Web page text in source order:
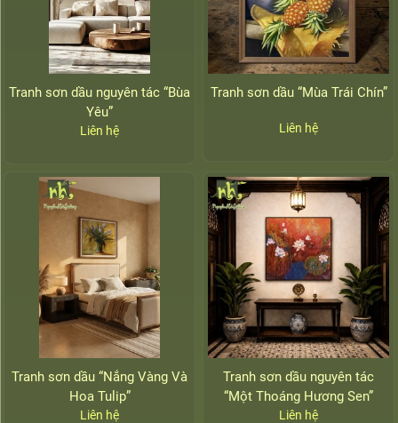
Tranh sơn dầu nguyên tác “Bùa
Yêu”
Liên hệ
Tranh sơn dầu “Mùa Trái Chín”
Liên hệ
Tranh sơn dầu “Nắng Vàng Và
Hoa Tulip”
Liên hệ
Tranh sơn dầu nguyên tác
“Một Thoáng Hương Sen”
Liên hệ